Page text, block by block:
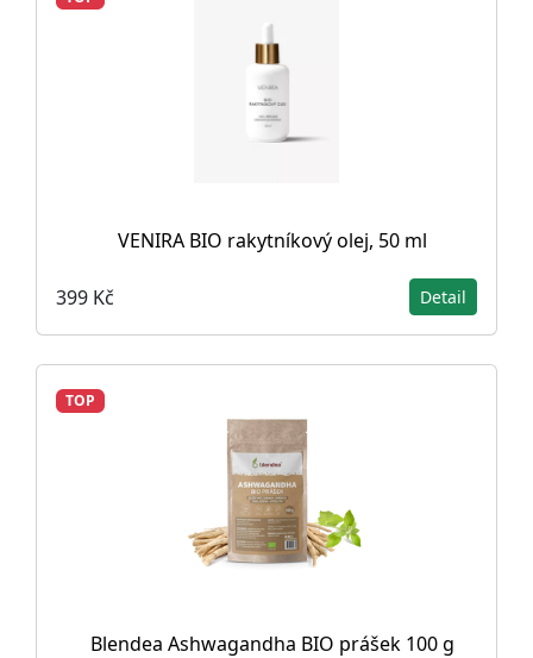
VENIRA BIO rakytníkový olej, 50 ml
399 Kč Detail
TOP
Blendea Ashwagandha BIO prášek 100 g